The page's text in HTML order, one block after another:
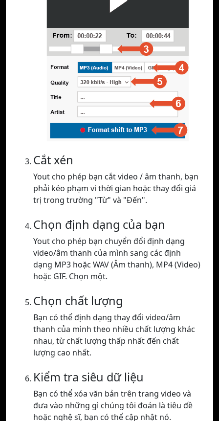
Cắt xén
Yout cho phép bạn cắt video / âm thanh, bạn
phải kéo phạm vi thời gian hoặc thay đổi giá
trị trong trường "Từ" và "Đến".
Chọn định dạng của bạn
Yout cho phép bạn chuyển đổi định dạng
video/âm thanh của mình sang các định
dạng MP3 hoặc WAV (Âm thanh), MP4 (Video)
hoặc GIF. Chọn một.
Chọn chất lượng
Bạn có thể định dạng thay đổi video/âm
thanh của mình theo nhiều chất lượng khác
nhau, từ chất lượng thấp nhất đến chất
lượng cao nhất.
Kiểm tra siêu dữ liệu
Bạn có thể xóa văn bản trên trang video và
đưa vào những gì chúng tôi đoán là tiêu đề
hoặc nghệ sĩ, bạn có thể cập nhật nó.